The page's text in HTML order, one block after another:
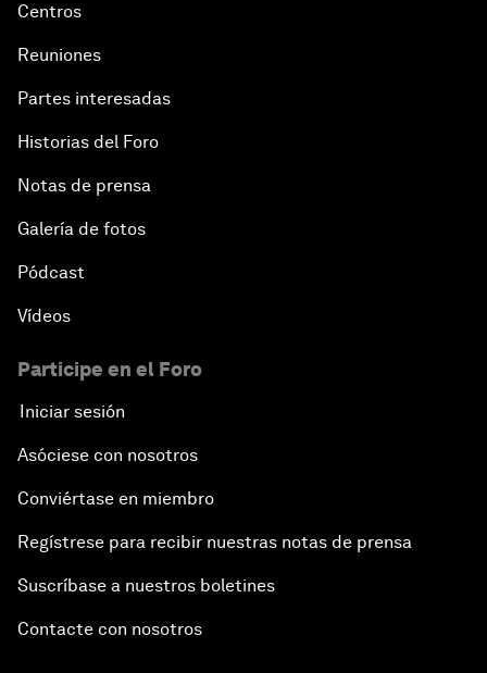
Centros
Reuniones
Partes interesadas
Historias del Foro
Notas de prensa
Galería de fotos
Pódcast
Vídeos
Participe en el Foro
Iniciar sesión
Asóciese con nosotros
Conviértase en miembro
Regístrese para recibir nuestras notas de prensa
Suscríbase a nuestros boletines
Contacte con nosotros